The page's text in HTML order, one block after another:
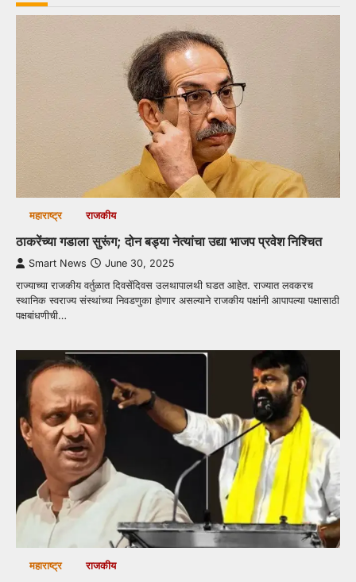
महाराष्ट्र राजकीय
ठाकरेंच्या गडाला सुरूंग; दोन बड्या नेत्यांचा उद्या भाजप प्रवेश निश्चित
Smart News June 30, 2025
राज्याच्या राजकीय वर्तुळात दिवसेंदिवस उलथापालथी घडत आहेत. राज्यात लवकरच
स्थानिक स्वराज्य संस्थांच्या निवडणुका होणार असल्याने राजकीय पक्षांनी आपापल्या पक्षासाठी
पक्षबांधणीची…
महाराष्ट्र राजकीय